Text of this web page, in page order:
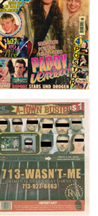
1997
A-TOWN BUSTED –
8/15/16–9/1/16